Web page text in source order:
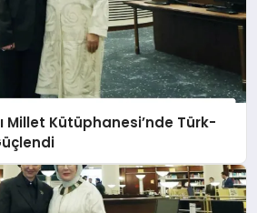
Millet Kütüphanesi’nde Türk-